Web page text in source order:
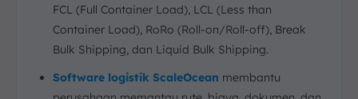
FCL (Full Container Load), LCL (Less than
Container Load), RoRo (Roll-on/Roll-off), Break
Bulk Shipping, dan Liquid Bulk Shipping.
Software logistik ScaleOcean membantu